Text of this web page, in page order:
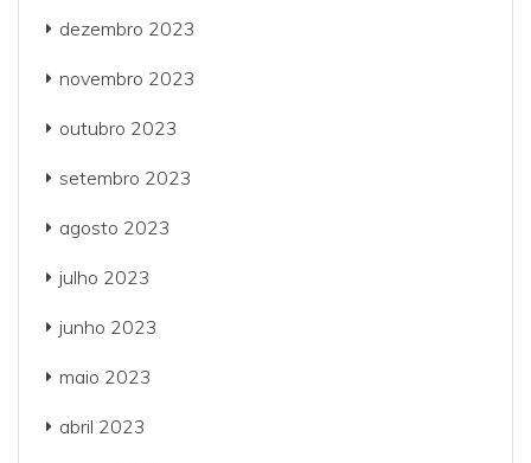
dezembro 2023
novembro 2023
outubro 2023
setembro 2023
agosto 2023
julho 2023
junho 2023
maio 2023
abril 2023